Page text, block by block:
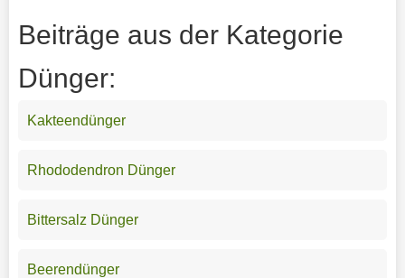
Beiträge aus der Kategorie
Dünger:
Kakteendünger
Rhododendron Dünger
Bittersalz Dünger
Beerendünger